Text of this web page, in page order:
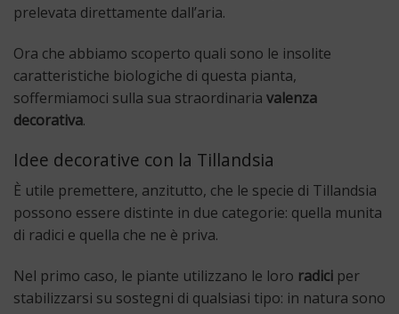
prelevata direttamente dall’aria.
Ora che abbiamo scoperto quali sono le insolite
caratteristiche biologiche di questa pianta,
soffermiamoci sulla sua straordinaria valenza
decorativa.
Idee decorative con la Tillandsia
È utile premettere, anzitutto, che le specie di Tillandsia
possono essere distinte in due categorie: quella munita
di radici e quella che ne è priva.
Nel primo caso, le piante utilizzano le loro radici per
stabilizzarsi su sostegni di qualsiasi tipo: in natura sono